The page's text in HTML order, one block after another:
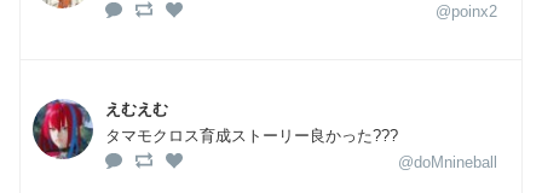
@poinx2
えむえむ
タマモクロス育成ストーリー良かった???
@doMnineball